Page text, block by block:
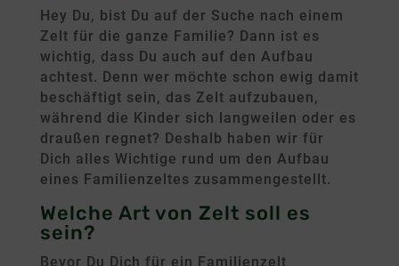
Hey Du, bist Du auf der Suche nach einem
Zelt für die ganze Familie? Dann ist es
wichtig, dass Du auch auf den Aufbau
achtest. Denn wer möchte schon ewig damit
beschäftigt sein, das Zelt aufzubauen,
während die Kinder sich langweilen oder es
draußen regnet? Deshalb haben wir für
Dich alles Wichtige rund um den Aufbau
eines Familienzeltes zusammengestellt.
Welche Art von Zelt soll es
sein?
Bevor Du Dich für ein Familienzelt